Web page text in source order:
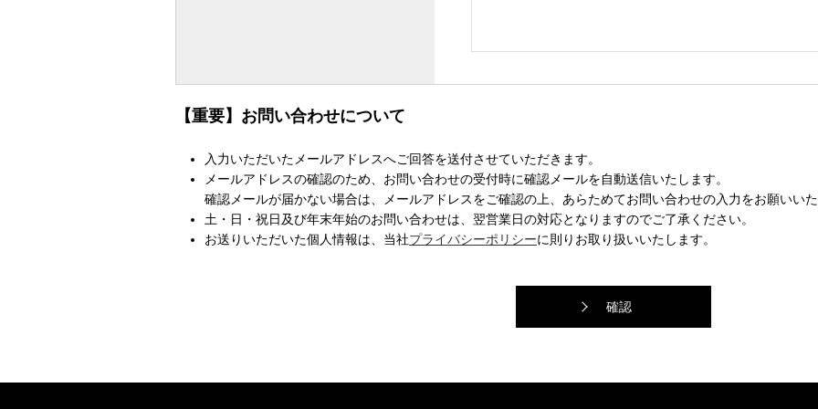
【重要】お問い合わせについて
入力いただいたメールアドレスへご回答を送付させていただきます。
メールアドレスの確認のため、お問い合わせの受付時に確認メールを自動送信いたします。
確認メールが届かない場合は、メールアドレスをご確認の上、あらためてお問い合わせの入力をお願いい
土・日・祝日及び年末年始のお問い合わせは、翌営業日の対応となりますのでご了承ください。
お送りいただいた個人情報は、当社プライバシーポリシーに則りお取り扱いいたします。
確認